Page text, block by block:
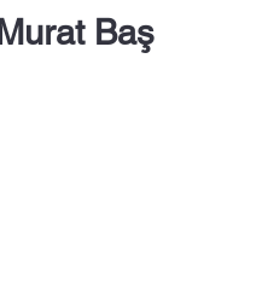
Murat Baş